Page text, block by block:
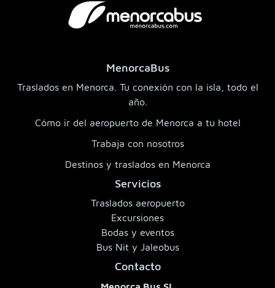
MenorcaBus
Traslados en Menorca. Tu conexión con la isla, todo el
año.
Cómo ir del aeropuerto de Menorca a tu hotel
Trabaja con nosotros
Destinos y traslados en Menorca
Servicios
Traslados aeropuerto
Excursiones
Bodas y eventos
Bus Nit y Jaleobus
Contacto